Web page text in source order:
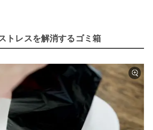
トレスを解消するゴミ箱